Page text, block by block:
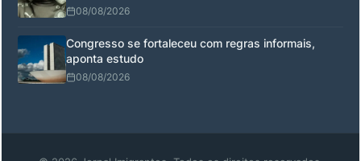
08/08/2026
Congresso se fortaleceu com regras informais,
aponta estudo
08/08/2026